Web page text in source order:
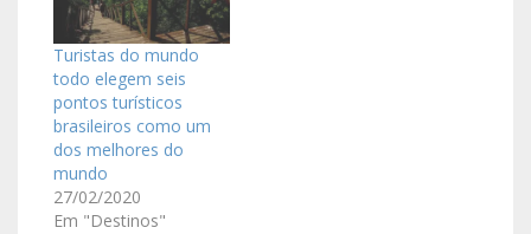
Turistas do mundo
todo elegem seis
pontos turísticos
brasileiros como um
dos melhores do
mundo
27/02/2020
Em "Destinos"